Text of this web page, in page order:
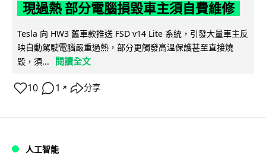
現過熱 部分電腦損毀車主須自費維修
Tesla 向 HW3 舊車款推送 FSD v14 Lite 系統，引發大量車主反
映自動駕駛電腦嚴重過熱，部分更觸發高溫保護甚至直接燒
毀，須...
閱讀全文
10 1 ↗ 分享
人工智能